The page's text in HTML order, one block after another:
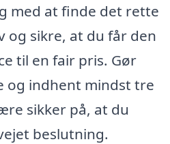
med at finde det rette
og sikre, at du får den
til en fair pris. Gør
og indhent mindst tre
sikker på, at du
beslutning.